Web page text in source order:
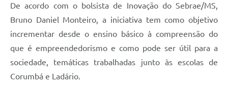
De acordo com o bolsista de Inovação do Sebrae/MS,
Bruno Daniel Monteiro, a iniciativa tem como objetivo
incrementar desde o ensino básico à compreensão do
que é empreendedorismo e como pode ser útil para a
sociedade, temáticas trabalhadas junto às escolas de
Corumbá e Ladário.